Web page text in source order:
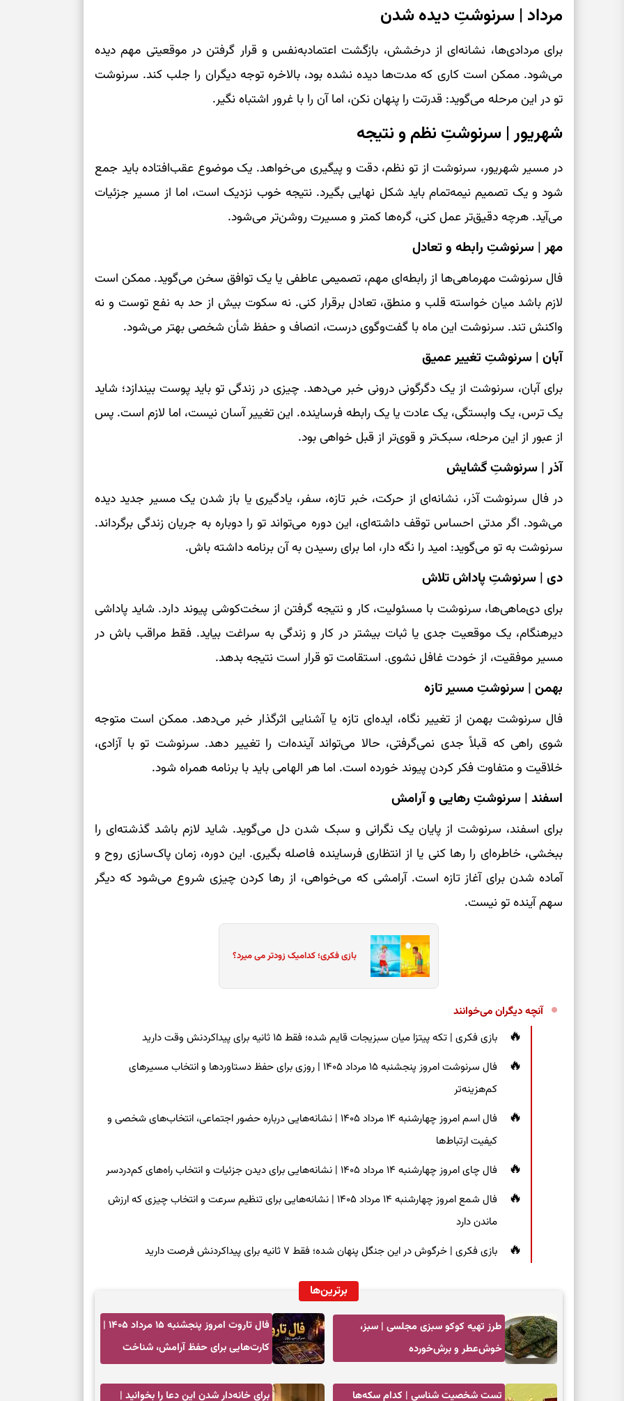
مرداد | سرنوشتِ دیده شدن
برای مردادی‌ها، نشانه‌ای از درخشش، بازگشت اعتمادبه‌نفس و قرار گرفتن در موقعیتی مهم دیده
می‌شود. ممکن است کاری که مدت‌ها دیده نشده بود، بالاخره توجه دیگران را جلب کند. سرنوشت
تو در این مرحله می‌گوید: قدرتت را پنهان نکن، اما آن را با غرور اشتباه نگیر.
شهریور | سرنوشتِ نظم و نتیجه
در مسیر شهریور، سرنوشت از تو نظم، دقت و پیگیری می‌خواهد. یک موضوع عقب‌افتاده باید جمع
شود و یک تصمیم نیمه‌تمام باید شکل نهایی بگیرد. نتیجه خوب نزدیک است، اما از مسیر جزئیات
می‌آید. هرچه دقیق‌تر عمل کنی، گره‌ها کمتر و مسیرت روشن‌تر می‌شود.
مهر | سرنوشتِ رابطه و تعادل
فال سرنوشت مهرماهی‌ها از رابطه‌ای مهم، تصمیمی عاطفی یا یک توافق سخن می‌گوید. ممکن است
لازم باشد میان خواسته قلب و منطق، تعادل برقرار کنی. نه سکوت بیش از حد به نفع توست و نه
واکنش تند. سرنوشت این ماه با گفت‌وگوی درست، انصاف و حفظ شأن شخصی بهتر می‌شود.
آبان | سرنوشتِ تغییر عمیق
برای آبان، سرنوشت از یک دگرگونی درونی خبر می‌دهد. چیزی در زندگی تو باید پوست بیندازد؛ شاید
یک ترس، یک وابستگی، یک عادت یا یک رابطه فرساینده. این تغییر آسان نیست، اما لازم است. پس
از عبور از این مرحله، سبک‌تر و قوی‌تر از قبل خواهی بود.
آذر | سرنوشتِ گشایش
در فال سرنوشت آذر، نشانه‌ای از حرکت، خبر تازه، سفر، یادگیری یا باز شدن یک مسیر جدید دیده
می‌شود. اگر مدتی احساس توقف داشته‌ای، این دوره می‌تواند تو را دوباره به جریان زندگی برگرداند.
سرنوشت به تو می‌گوید: امید را نگه دار، اما برای رسیدن به آن برنامه داشته باش.
دی | سرنوشتِ پاداش تلاش
برای دی‌ماهی‌ها، سرنوشت با مسئولیت، کار و نتیجه گرفتن از سخت‌کوشی پیوند دارد. شاید پاداشی
دیرهنگام، یک موقعیت جدی یا ثبات بیشتر در کار و زندگی به سراغت بیاید. فقط مراقب باش در
مسیر موفقیت، از خودت غافل نشوی. استقامت تو قرار است نتیجه بدهد.
بهمن | سرنوشتِ مسیر تازه
فال سرنوشت بهمن از تغییر نگاه، ایده‌ای تازه یا آشنایی اثرگذار خبر می‌دهد. ممکن است متوجه
شوی راهی که قبلاً جدی نمی‌گرفتی، حالا می‌تواند آینده‌ات را تغییر دهد. سرنوشت تو با آزادی،
خلاقیت و متفاوت فکر کردن پیوند خورده است. اما هر الهامی باید با برنامه همراه شود.
اسفند | سرنوشتِ رهایی و آرامش
برای اسفند، سرنوشت از پایان یک نگرانی و سبک شدن دل می‌گوید. شاید لازم باشد گذشته‌ای را
ببخشی، خاطره‌ای را رها کنی یا از انتظاری فرساینده فاصله بگیری. این دوره، زمان پاک‌سازی روح و
آماده شدن برای آغاز تازه است. آرامشی که می‌خواهی، از رها کردن چیزی شروع می‌شود که دیگر
سهم آینده تو نیست.
بازی فکری؛ کدامیک زودتر می میرد؟
آنچه دیگران می‌خوانند
بازی فکری | تکه پیتزا میان سبزیجات قایم شده؛ فقط ۱۵ ثانیه برای پیداکردنش وقت دارید
فال سرنوشت امروز پنجشنبه ۱۵ مرداد ۱۴۰۵ | روزی برای حفظ دستاوردها و انتخاب مسیرهای
کم‌هزینه‌تر
فال اسم امروز چهارشنبه ۱۴ مرداد ۱۴۰۵ | نشانه‌هایی درباره حضور اجتماعی، انتخاب‌های شخصی و
کیفیت ارتباط‌ها
فال چای امروز چهارشنبه ۱۴ مرداد ۱۴۰۵ | نشانه‌هایی برای دیدن جزئیات و انتخاب راه‌های کم‌دردسر
فال شمع امروز چهارشنبه ۱۴ مرداد ۱۴۰۵ | نشانه‌هایی برای تنظیم سرعت و انتخاب چیزی که ارزش
ماندن دارد
بازی فکری | خرگوش در این جنگل پنهان شده؛ فقط ۷ ثانیه برای پیداکردنش فرصت دارید
برترین‌ها
طرز تهیه کوکو سبزی مجلسی | سبز،
خوش‌عطر و برش‌خورده
فال تاروت امروز پنجشنبه ۱۵ مرداد ۱۴۰۵ |
کارت‌هایی برای حفظ آرامش، شناخت
تست شخصیت شناسی | کدام سکه‌ها
برای خانه‌دار شدن این دعا را بخوانید |